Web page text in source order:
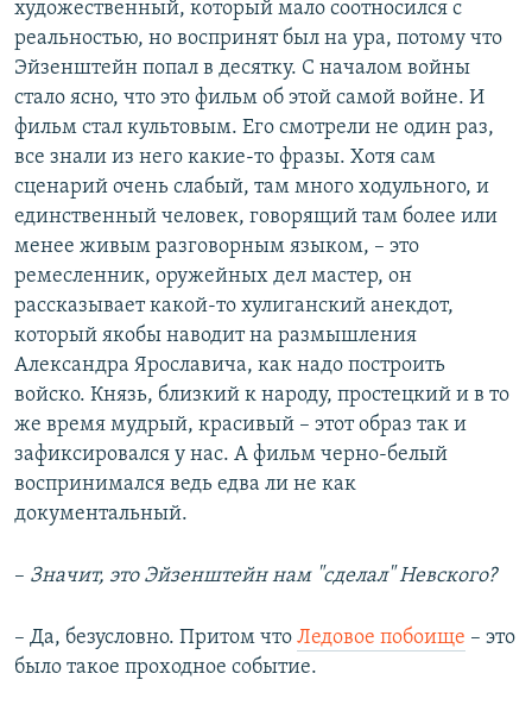
художественный, который мало соотносился с
реальностью, но воспринят был на ура, потому что
Эйзенштейн попал в десятку. С началом войны
стало ясно, что это фильм об этой самой войне. И
фильм стал культовым. Его смотрели не один раз,
все знали из него какие-то фразы. Хотя сам
сценарий очень слабый, там много ходульного, и
единственный человек, говорящий там более или
менее живым разговорным языком, – это
ремесленник, оружейных дел мастер, он
рассказывает какой-то хулиганский анекдот,
который якобы наводит на размышления
Александра Ярославича, как надо построить
войско. Князь, близкий к народу, простецкий и в то
же время мудрый, красивый – этот образ так и
зафиксировался у нас. А фильм черно-белый
воспринимался ведь едва ли не как
документальный.
– Значит, это Эйзенштейн нам "сделал" Невского?
– Да, безусловно. Притом что Ледовое побоище – это
было такое проходное событие.